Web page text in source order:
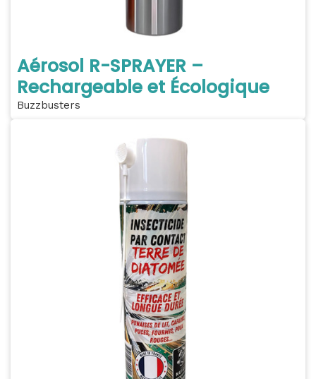
Aérosol R-SPRAYER –
Rechargeable et Écologique
Buzzbusters